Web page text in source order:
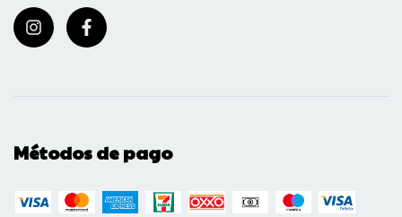
Métodos de pago